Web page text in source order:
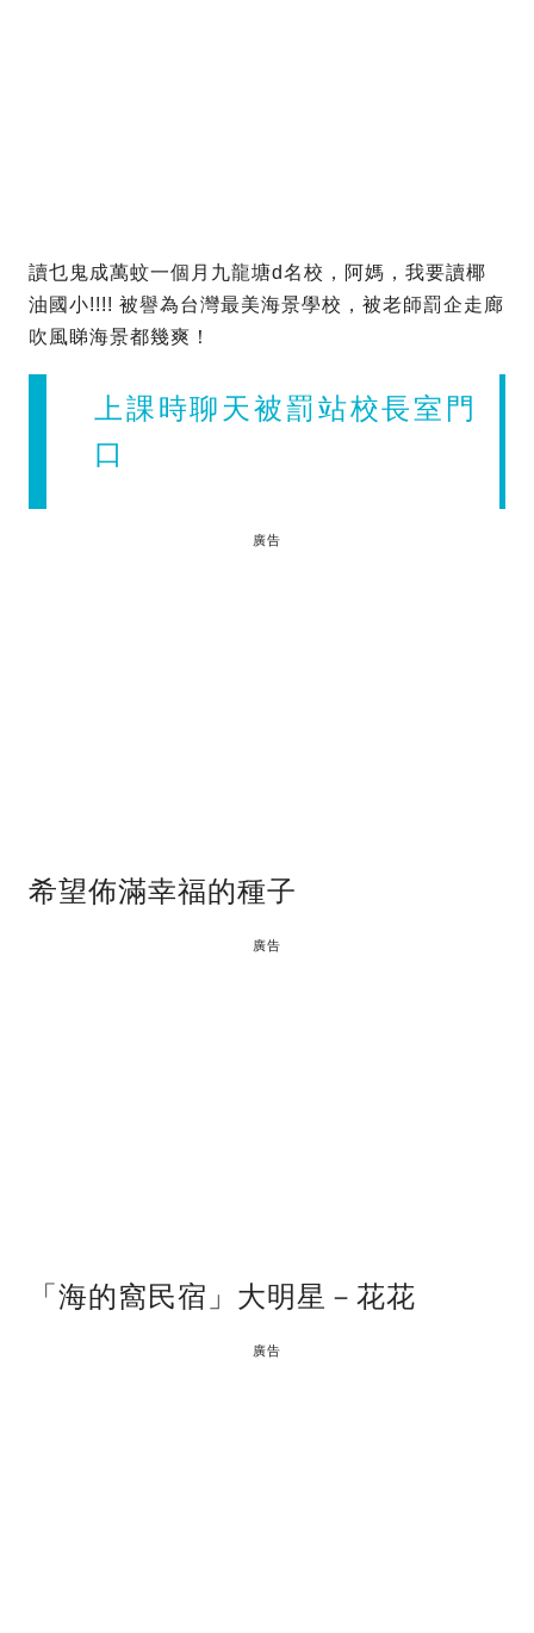
讀乜鬼成萬蚊一個月九龍塘d名校，阿媽，我要讀椰
油國小!!!! 被譽為台灣最美海景學校，被老師罰企走廊
吹風睇海景都幾爽！
上課時聊天被罰站校長室門
口
廣告
希望佈滿幸福的種子
廣告
「海的窩民宿」大明星－花花
廣告